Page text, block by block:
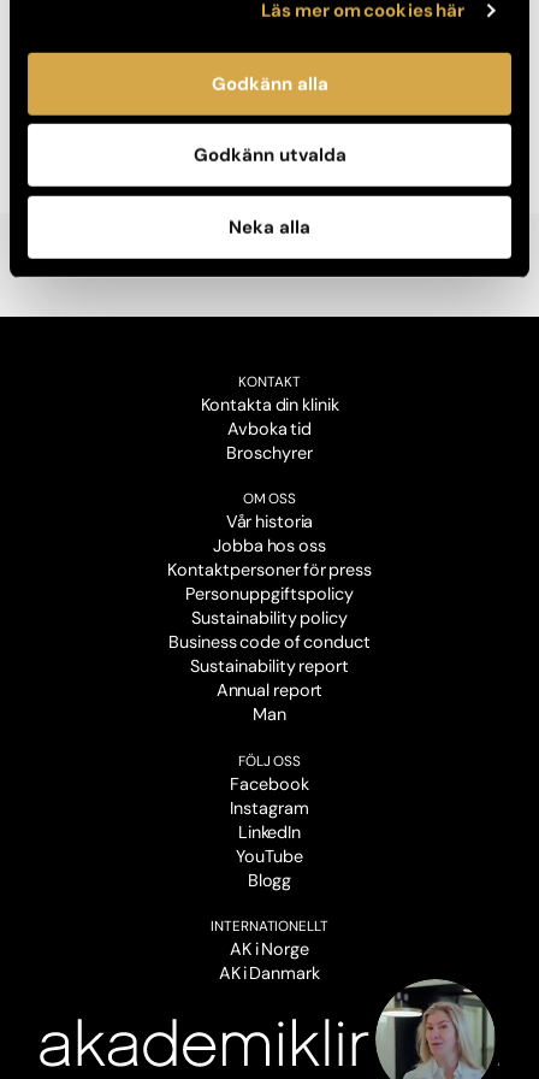
Läs mer om cookies här
Godkänn alla
Godkänn utvalda
Neka alla
husvagnar, tält och lador i staden omgivningar.
Välkomna till Akademikliniken /Specialistkliniken
KONTAKT
Kontakta din klinik
Avboka tid
Broschyrer
OM OSS
Vår historia
Jobba hos oss
Kontaktpersoner för press
Personuppgiftspolicy
Sustainability policy
Business code of conduct
Sustainability report
Annual report
Man
FÖLJ OSS
Facebook
Instagram
LinkedIn
YouTube
Blogg
INTERNATIONELLT
AK i Norge
AK i Danmark